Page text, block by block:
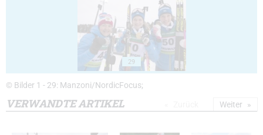
29
© Bilder 1 - 29: Manzoni/NordicFocus;
VERWANDTE ARTIKEL Weiter